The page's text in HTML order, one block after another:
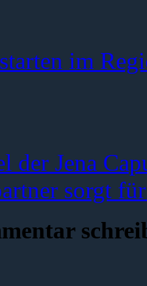
im
der Jena
sorgt